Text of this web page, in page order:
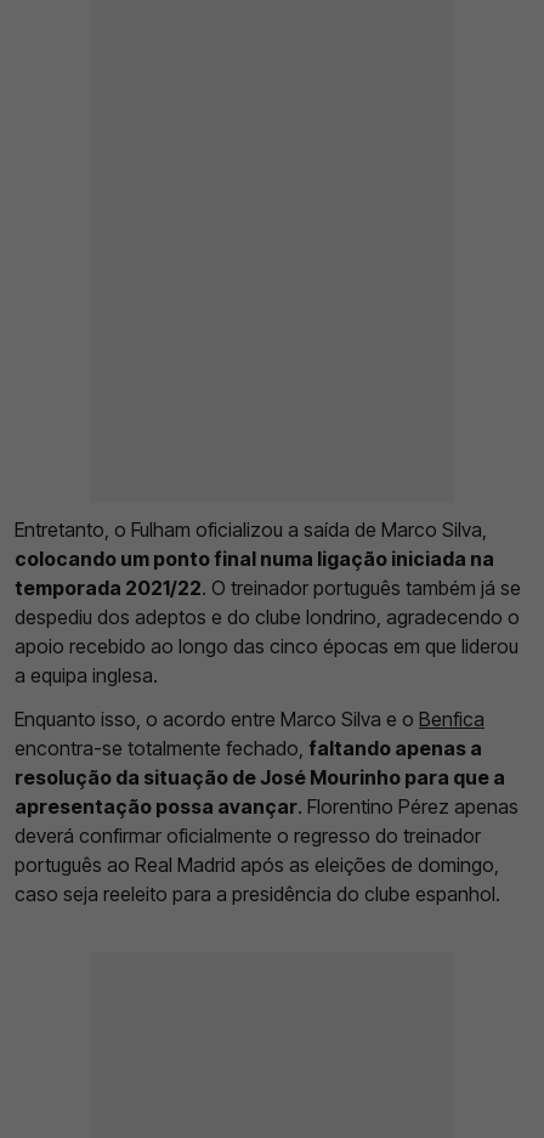
Entretanto, o Fulham oficializou a saída de Marco Silva,
colocando um ponto final numa ligação iniciada na
temporada 2021/22. O treinador português também já se
despediu dos adeptos e do clube londrino, agradecendo o
apoio recebido ao longo das cinco épocas em que liderou
a equipa inglesa.
Enquanto isso, o acordo entre Marco Silva e o Benfica
encontra-se totalmente fechado, faltando apenas a
resolução da situação de José Mourinho para que a
apresentação possa avançar. Florentino Pérez apenas
deverá confirmar oficialmente o regresso do treinador
português ao Real Madrid após as eleições de domingo,
caso seja reeleito para a presidência do clube espanhol.